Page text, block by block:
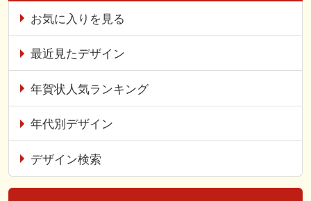
お気に入りを見る
最近見たデザイン
年賀状人気ランキング
年代別デザイン
デザイン検索